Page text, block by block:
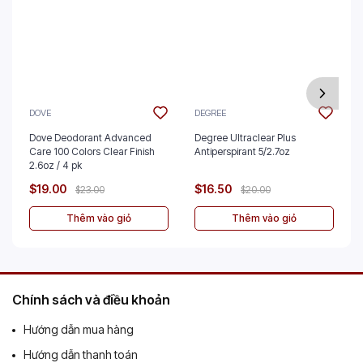
DOVE
Dove Deodorant Advanced
Care 100 Colors Clear Finish
2.6oz / 4 pk
$19.00 $23.00
Thêm vào giỏ
DEGREE
Degree Ultraclear Plus
Antiperspirant 5/2.7oz
$16.50 $20.00
Thêm vào giỏ
Chính sách và điều khoản
Hướng dẫn mua hàng
Hướng dẫn thanh toán